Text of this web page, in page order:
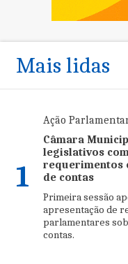
Mais lidas
1
Ação
Câmara
legislativos
requerimentos
de contas
Primeira sessão
apresentação de
parlamentares
contas.